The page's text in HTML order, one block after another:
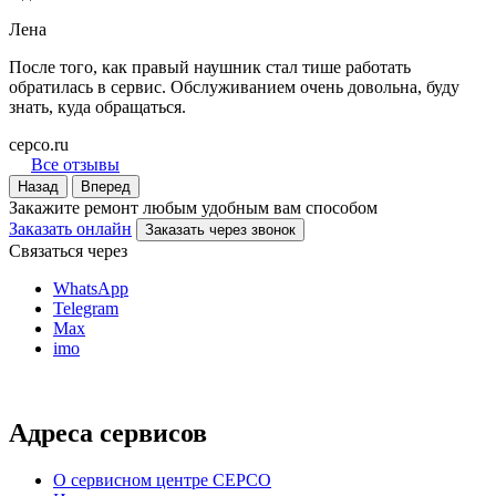
Лена
После того, как правый наушник стал тише работать
обратилась в сервис. Обслуживанием очень довольна, буду
знать, куда обращаться.
серсо.ru
Все отзывы
Назад Вперед
Закажите ремонт любым удобным вам способом
Заказать онлайн
Заказать через звонок
Связаться через
WhatsApp
Telegram
Max
imo
Адреса сервисов
О сервисном центре СЕРСО